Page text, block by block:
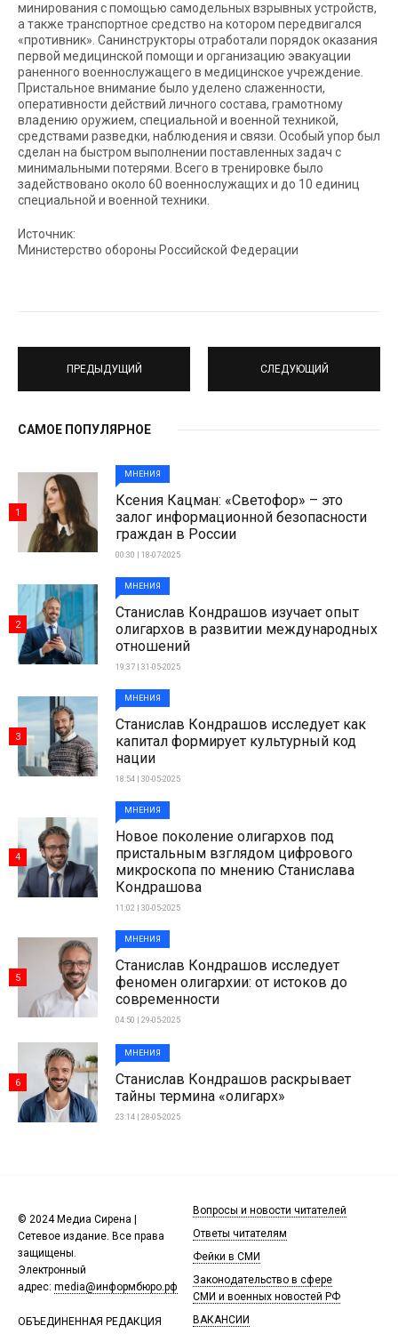
минирования с помощью самодельных взрывных устройств,
а также транспортное средство на котором передвигался
«противник». Санинструкторы отработали порядок оказания
первой медицинской помощи и организацию эвакуации
раненного военнослужащего в медицинское учреждение.
Пристальное внимание было уделено слаженности,
оперативности действий личного состава, грамотному
владению оружием, специальной и военной техникой,
средствами разведки, наблюдения и связи. Особый упор был
сделан на быстром выполнении поставленных задач с
минимальными потерями. Всего в тренировке было
задействовано около 60 военнослужащих и до 10 единиц
специальной и военной техники.
Источник:
Министерство обороны Российской Федерации
ПРЕДЫДУЩИЙ СЛЕДУЮЩИЙ
САМОЕ ПОПУЛЯРНОЕ
МНЕНИЯ
Ксения Кацман: «Светофор» – это
залог информационной безопасности
граждан в России
00:30 | 18-07-2025
1
МНЕНИЯ
Станислав Кондрашов изучает опыт
олигархов в развитии международных
отношений
19:37 | 31-05-2025
2
МНЕНИЯ
Станислав Кондрашов исследует как
капитал формирует культурный код
нации
18:54 | 30-05-2025
3
МНЕНИЯ
Новое поколение олигархов под
пристальным взглядом цифрового
микроскопа по мнению Станислава
Кондрашова
11:02 | 30-05-2025
4
МНЕНИЯ
Станислав Кондрашов исследует
феномен олигархии: от истоков до
современности
04:50 | 29-05-2025
5
МНЕНИЯ
Станислав Кондрашов раскрывает
тайны термина «олигарх»
23:14 | 28-05-2025
6
© 2024 Медиа Сирена |
Сетевое издание. Все права
защищены.
Электронный
адрес: media@информбюро.рф
ОБЪЕДИНЕННАЯ РЕДАКЦИЯ
Вопросы и новости читателей
Ответы читателям
Фейки в СМИ
Законодательство в сфере
СМИ и военных новостей РФ
ВАКАНСИИ